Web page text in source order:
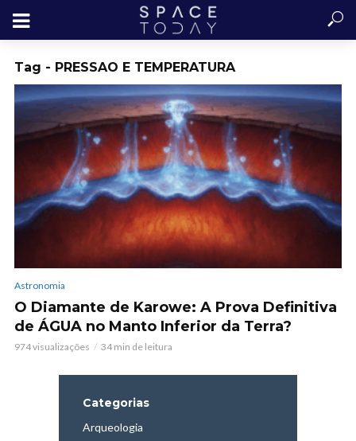
Tag - PRESSAO E TEMPERATURA
Astronomia
O Diamante de Karowe: A Prova Definitiva
de ÁGUA no Manto Inferior da Terra?
974 visualizações 34 min de leitura
Categorias
Arqueologia